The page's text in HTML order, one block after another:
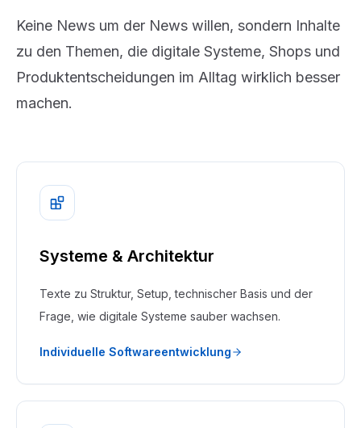
Keine News um der News willen, sondern Inhalte
zu den Themen, die digitale Systeme, Shops und
Produktentscheidungen im Alltag wirklich besser
machen.
Systeme & Architektur
Texte zu Struktur, Setup, technischer Basis und der
Frage, wie digitale Systeme sauber wachsen.
Individuelle Softwareentwicklung